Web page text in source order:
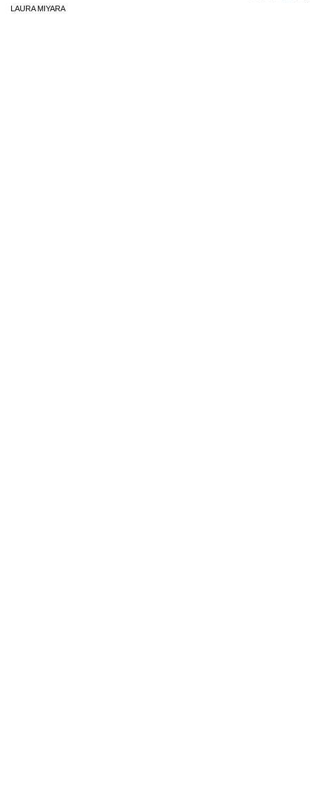
LAURA MIYARA